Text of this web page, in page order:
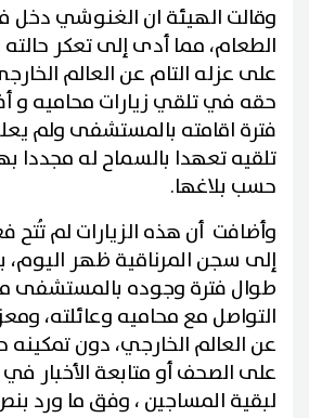
وقالت الهيئة ان الغنوشي دخل
الطعام، مما أدى إلى تعكر حالته
على عزله التام عن العالم
حقه في تلقي زيارات محاميه و
فترة اقامته بالمستشفى ولم
تلقيه تعهدا بالسماح له مجددا
حسب بلاغها.
وأضافت أن هذه الزيارات لم تُتح
إلى سجن المرناقية ظهر اليوم،
طوال فترة وجوده بالمستشفى
التواصل مع محاميه وعائلته،
عن العالم الخارجي، دون تمكينه
على الصحف أو متابعة الأخبار في
لبقية المساجين ، وفق ما ورد بنص